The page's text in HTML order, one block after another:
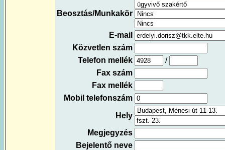
Beosztás/Munkakör
E-mail
Közvetlen szám
Telefon mellék
/
Fax szám
Fax mellék
Mobil telefonszám
Hely
Megjegyzés
Bejelentő neve